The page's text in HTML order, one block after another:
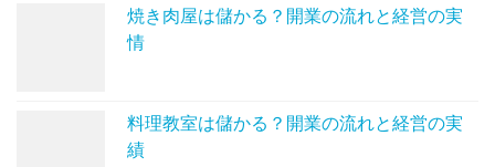
焼き肉屋は儲かる？開業の流れと経営の実
情
料理教室は儲かる？開業の流れと経営の実
績